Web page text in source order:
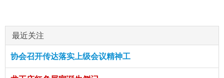
最近关注
协会召开传达落实上级会议精神工